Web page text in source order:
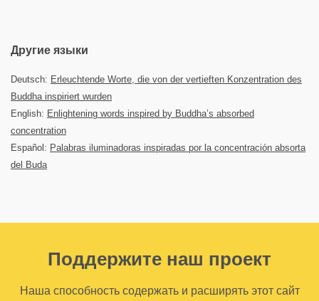
Другие языки
Deutsch: Erleuchtende Worte, die von der vertieften Konzentration des
Buddha inspiriert wurden
English: Enlightening words inspired by Buddha’s absorbed
concentration
Español: Palabras iluminadoras inspiradas por la concentración absorta
del Buda
Поддержите наш проект
Наша способность содержать и расширять этот сайт